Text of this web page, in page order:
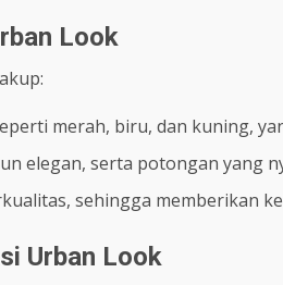
Look
merah, biru, dan kuning,
elegan, serta potongan yang
sehingga memberikan
Urban Look